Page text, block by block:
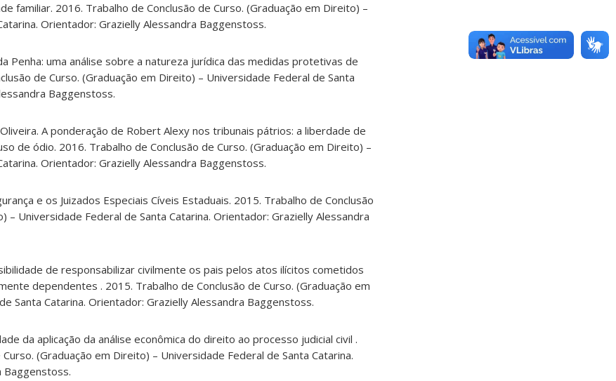
familiar. 2016. Trabalho de Conclusão de Curso. (Graduação em Direito) –
Orientador: Grazielly Alessandra Baggenstoss.
Penha: uma análise sobre a natureza jurídica das medidas protetivas de
de Curso. (Graduação em Direito) – Universidade Federal de Santa
Baggenstoss.
A ponderação de Robert Alexy nos tribunais pátrios: a liberdade de
de ódio. 2016. Trabalho de Conclusão de Curso. (Graduação em Direito) –
Orientador: Grazielly Alessandra Baggenstoss.
e os Juizados Especiais Cíveis Estaduais. 2015. Trabalho de Conclusão
– Universidade Federal de Santa Catarina. Orientador: Grazielly Alessandra
de responsabilizar civilmente os pais pelos atos ilícitos cometidos
dependentes . 2015. Trabalho de Conclusão de Curso. (Graduação em
Santa Catarina. Orientador: Grazielly Alessandra Baggenstoss.
da aplicação da análise econômica do direito ao processo judicial civil .
(Graduação em Direito) – Universidade Federal de Santa Catarina.
Baggenstoss.